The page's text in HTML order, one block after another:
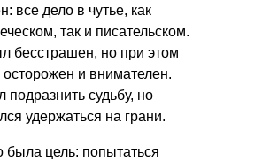
все дело в чутье, как
так и писательском.
бесстрашен, но при этом
осторожен и внимателен.
подразнить судьбу, но
удержаться на грани.
была цель: попытаться